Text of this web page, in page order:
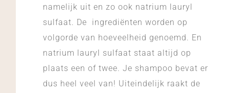
namelijk uit en zo ook natrium lauryl
sulfaat. De ingrediënten worden op
volgorde van hoeveelheid genoemd. En
natrium lauryl sulfaat staat altijd op
plaats een of twee. Je shampoo bevat er
dus heel veel van! Uiteindelijk raakt de